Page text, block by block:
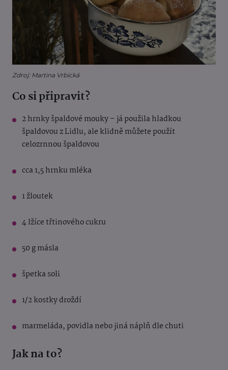
Zdroj: Martina Vrbická
Co si připravit?
2 hrnky špaldové mouky – já použila hladkou
špaldovou z Lidlu, ale klidně můžete použít
celozrnnou špaldovou
cca 1,5 hrnku mléka
1 žloutek
4 lžíce třtinového cukru
50 g másla
špetka soli
1/2 kostky droždí
marmeláda, povidla nebo jiná náplň dle chuti
Jak na to?